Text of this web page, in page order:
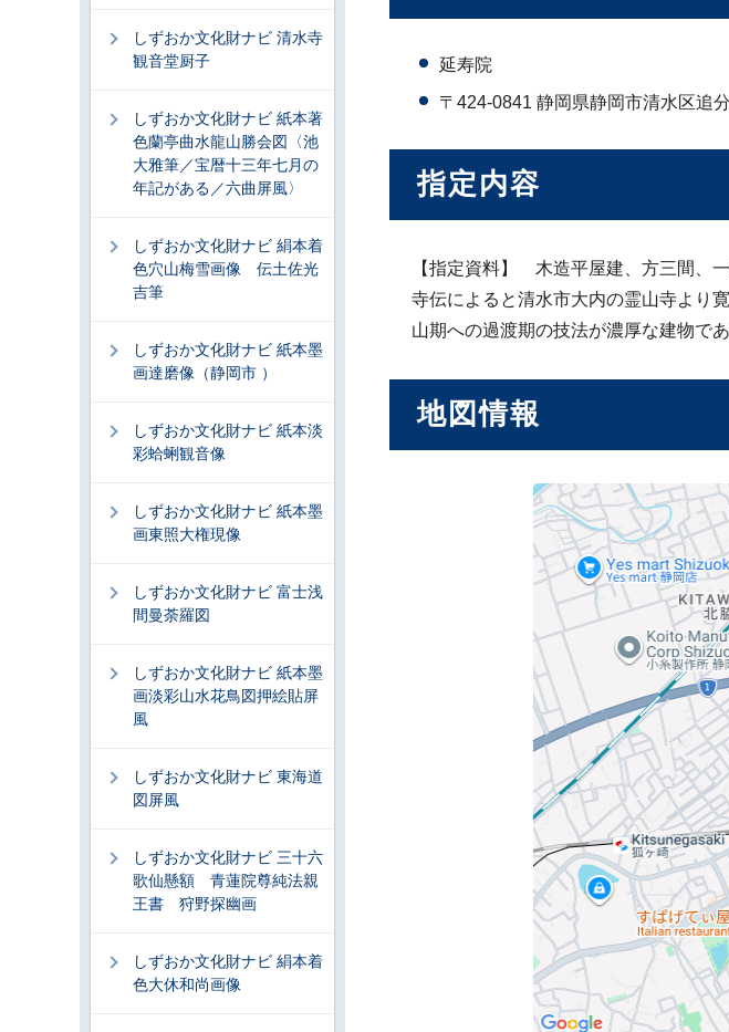
延寿院
〒424-0841 静岡県静岡市清水区追
指定内容
【指定資料】 木造平屋建、方三間、
寺伝によると清水市大内の霊山寺より
山期への過渡期の技法が濃厚な建物であ
地図情報
しずおか文化財ナビ 清水寺
観音堂厨子
しずおか文化財ナビ 紙本著
色蘭亭曲水龍山勝会図〈池
大雅筆／宝暦十三年七月の
年記がある／六曲屏風〉
しずおか文化財ナビ 絹本着
色穴山梅雪画像 伝土佐光
吉筆
しずおか文化財ナビ 紙本墨
画達磨像（静岡市 ）
しずおか文化財ナビ 紙本淡
彩蛤蜊観音像
しずおか文化財ナビ 紙本墨
画東照大権現像
しずおか文化財ナビ 富士浅
間曼荼羅図
しずおか文化財ナビ 紙本墨
画淡彩山水花鳥図押絵貼屏
風
しずおか文化財ナビ 東海道
図屏風
しずおか文化財ナビ 三十六
歌仙懸額 青蓮院尊純法親
王書 狩野探幽画
しずおか文化財ナビ 絹本着
色大休和尚画像